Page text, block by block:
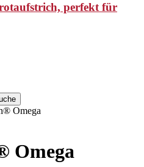
perfekt für
Omega
Omega